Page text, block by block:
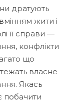
дратують
жити і
її справи —
конфлікти
що
власне
Якась
побачити